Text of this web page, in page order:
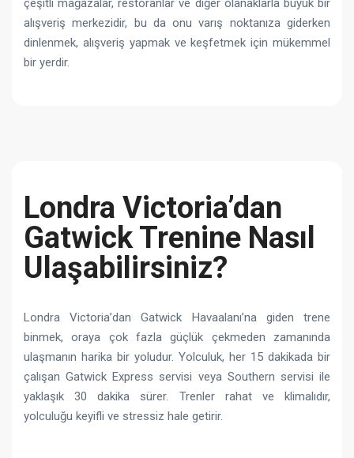
çeşitli mağazalar, restoranlar ve diğer olanaklarla büyük bir
alışveriş merkezidir, bu da onu varış noktanıza giderken
dinlenmek, alışveriş yapmak ve keşfetmek için mükemmel
bir yerdir.
Londra Victoria’dan
Gatwick Trenine Nasıl
Ulaşabilirsiniz?
Londra Victoria’dan Gatwick Havaalanı’na giden trene
binmek, oraya çok fazla güçlük çekmeden zamanında
ulaşmanın harika bir yoludur. Yolculuk, her 15 dakikada bir
çalışan Gatwick Express servisi veya Southern servisi ile
yaklaşık 30 dakika sürer. Trenler rahat ve klimalıdır,
yolculuğu keyifli ve stressiz hale getirir.